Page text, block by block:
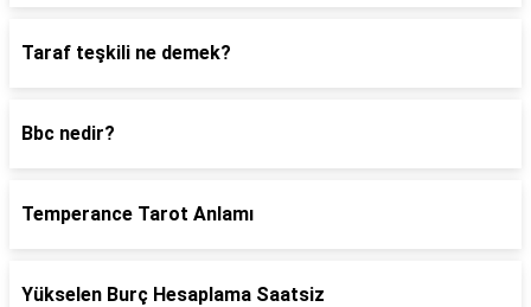
Taraf teşkili ne demek?
Bbc nedir?
Temperance Tarot Anlamı
Yükselen Burç Hesaplama Saatsiz